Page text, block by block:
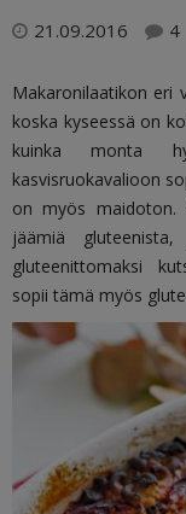
21.09.2016 4
Makaronilaatikon eri
koska kyseessä on
kuinka monta
kasvisruokavalioon
on myös maidoton.
jäämiä
gluteenittomaksi
sopii tämä myös